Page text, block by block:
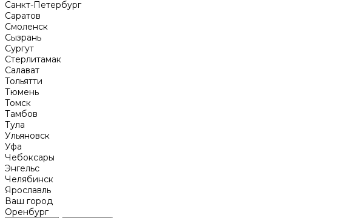
Санкт-Петербург
Саратов
Смоленск
Сызрань
Сургут
Стерлитамак
Салават
Тольятти
Тюмень
Томск
Тамбов
Тула
Ульяновск
Уфа
Чебоксары
Энгельс
Челябинск
Ярославль
Ваш город
Оренбург